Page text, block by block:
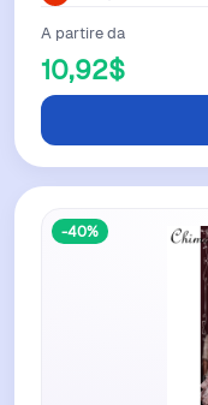
A partire da
10,92$
-40%